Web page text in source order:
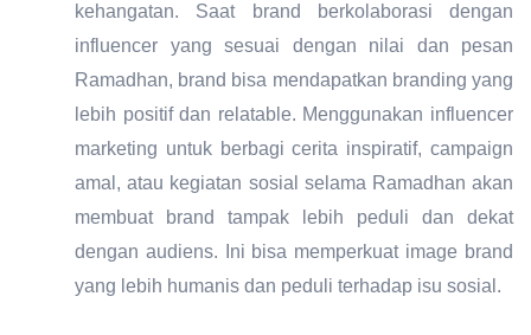
kehangatan. Saat brand berkolaborasi dengan
influencer yang sesuai dengan nilai dan pesan
Ramadhan, brand bisa mendapatkan branding yang
lebih positif dan relatable. Menggunakan influencer
marketing untuk berbagi cerita inspiratif, campaign
amal, atau kegiatan sosial selama Ramadhan akan
membuat brand tampak lebih peduli dan dekat
dengan audiens. Ini bisa memperkuat image brand
yang lebih humanis dan peduli terhadap isu sosial.